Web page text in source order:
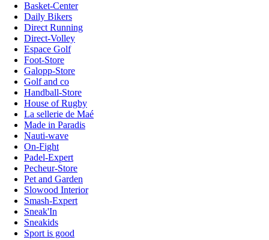
Basket-Center
Daily Bikers
Direct Running
Direct-Volley
Espace Golf
Foot-Store
Galopp-Store
Golf and co
Handball-Store
House of Rugby
La sellerie de Maé
Made in Paradis
Nauti-wave
On-Fight
Padel-Expert
Pecheur-Store
Pet and Garden
Slowood Interior
Smash-Expert
Sneak'In
Sneakids
Sport is good